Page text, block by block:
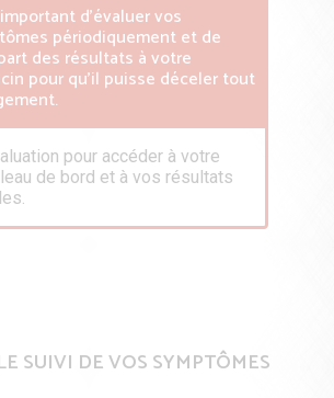
d’évaluer vos
périodiquement et de
des résultats à votre
pour qu’il puisse déceler tout
pour accéder à votre
de bord et à vos résultats
SUIVI DE VOS SYMPTÔMES